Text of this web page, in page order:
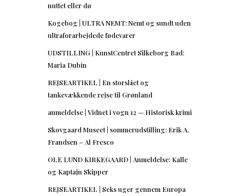
nuttet eller dø
Kogebog | ULTRA NEMT: Nemt og sundt uden
ultraforarbejdede fødevarer
UDSTILLING | KunstCentret Silkeborg Bad:
Maria Dubin
REJSEARTIKEL | En storslået og
tankevækkende rejse til Grønland
anmeldelse | Vidnet i vogn 12 — Historisk krimi
Skovgaard Museet | sommerudstilling: Erik A.
Frandsen – Al Fresco
OLE LUND KIRKEGAARD | Anmeldelse: Kalle
og Kaptajn Skipper
REJSEARTIKEL | Seks uger gennem Europa